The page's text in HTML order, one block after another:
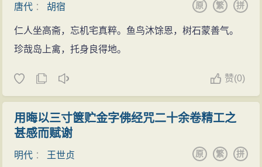
唐代 ：胡宿 拼
繁
原
仁人坐高斋，忘机宅真粹。鱼鸟沐馀恩，树石蒙善气。
珍哉岛上禽，托身良得地。
赞(0)
用晦以三寸箧贮金字佛经咒二十余卷精工之
甚感而赋谢
明代 ： 王世贞 拼
繁
原